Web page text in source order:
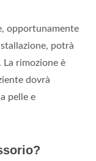
opportunamente
potrà
rimozione è
dovrà
pelle e